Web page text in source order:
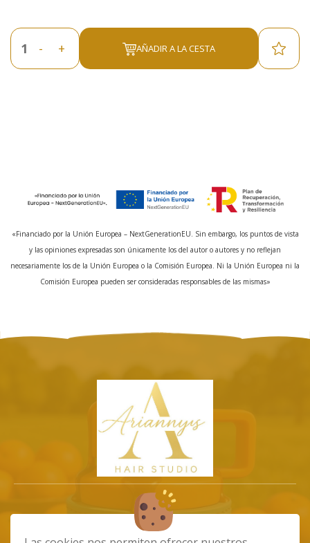
- + AÑADIR A LA CESTA
«Financiado por la Unión Europea – NextGenerationEU. Sin embargo, los puntos de vista
y las opiniones expresadas son únicamente los del autor o autores y no reflejan
necesariamente los de la Unión Europea o la Comisión Europea. Ni la Unión Europea ni la
Comisión Europea pueden ser consideradas responsables de las mismas»
info@ariannystiendaonline.com